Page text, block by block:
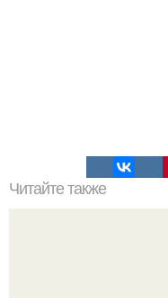
Читайте также